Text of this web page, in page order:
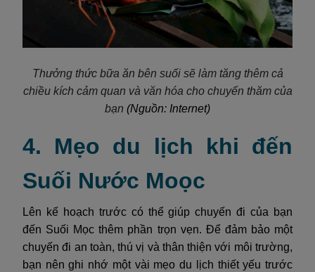
Thưởng thức bữa ăn bên suối sẽ làm tăng thêm cả
chiều kích cảm quan và văn hóa cho chuyến thăm của
bạn (Nguồn: Internet)
4. Mẹo du lịch khi đến
Suối Nước Moọc
Lên kế hoạch trước có thể giúp chuyến đi của bạn
đến Suối Mọc thêm phần trọn vẹn. Để đảm bảo một
chuyến đi an toàn, thú vị và thân thiện với môi trường,
bạn nên ghi nhớ một vài mẹo du lịch thiết yếu trước